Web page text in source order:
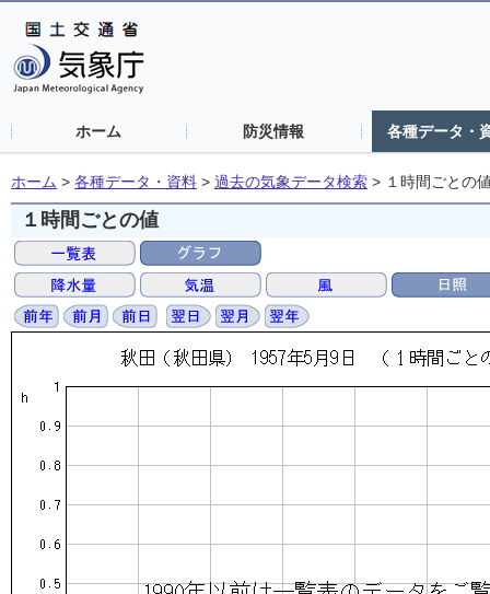
ホーム 防災情報 各種データ・
ホーム > 各種データ・資料 > 過去の気象データ検索 > １時間ごとの
１時間ごとの値